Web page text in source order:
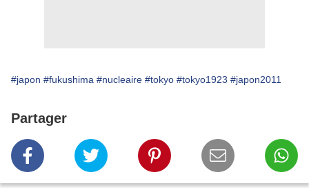
#japon #fukushima #nucleaire #tokyo #tokyo1923 #japon2011
Partager